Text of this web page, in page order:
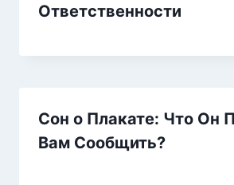
Ответственности
Сон о Плакате: Что Он
Вам Сообщить?